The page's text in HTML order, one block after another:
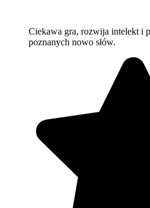
Ciekawa gra, rozwija intelekt i
poznanych nowo słów.